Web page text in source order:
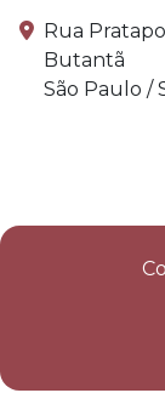
Rua
Butantã
São Paulo /